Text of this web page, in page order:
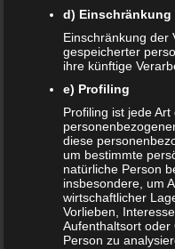
E-Mail-Adresse*
Website
Ich habe die
genommen.
Datenschutzerklärung |
d) Einschränkung
Einschränkung der
gespeicherter
ihre künftige
e) Profiling
Profiling ist jede
diese
um bestimmte
natürliche Person
insbesondere, um
wirtschaftlicher
Vorlieben,
Aufenthaltsort oder
Person zu